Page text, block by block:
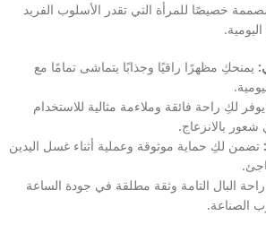
خصيصًا للمرأة التي تقدر الأسلوب الفريد
يمنحكِ مظهرًا راقيًا وجذابًا يتماشى تمامًا مع
يوفر لكِ راحة فائقة وملاءمة مثالية للاستخدام
بالانزعاج.
تضمن لكِ حماية موثوقة وعملية أثناء غسل اليدين
البال التامة وثقة مطلقة في جودة الساعة
الصناعة.